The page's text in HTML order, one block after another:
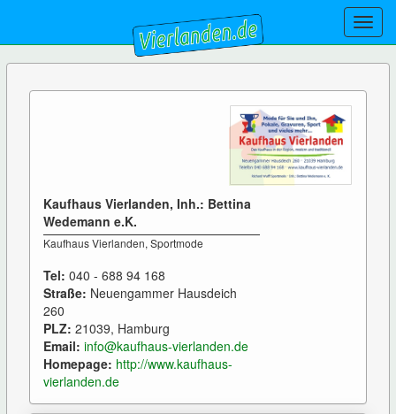
Kaufhaus Vierlanden, Inh.: Bettina
Wedemann e.K.
Kaufhaus Vierlanden, Sportmode
Tel: 040 - 688 94 168
Straße: Neuengammer Hausdeich
260
PLZ: 21039, Hamburg
Email: info@kaufhaus-vierlanden.de
Homepage: http://www.kaufhaus-
vierlanden.de